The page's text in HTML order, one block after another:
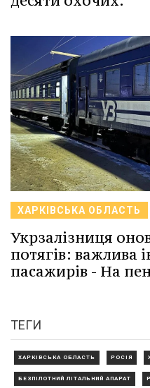
ХАРКІВСЬКА ОБЛАСТЬ
Укрзалізниця
потягів: важлива
пасажирів - На
ТЕГИ
ХАРКІВСЬКА ОБЛАСТЬ РОСІЯ
БЕЗПІЛОТНИЙ ЛІТАЛЬНИЙ АПАРАТ